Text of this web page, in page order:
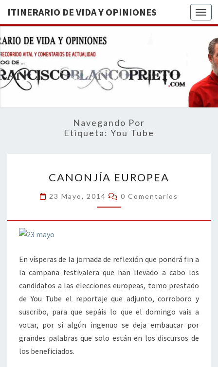
ITINERARIO DE VIDA Y OPINIONES
DE
BREVE
RECORRIDO
VITAL Y
ACTUALIDAD
Navegando Por
Etiqueta: You Tube
EUROPEA
CANONJÍA EUROPEA
23 Mayo, 2014 Comentarios
0 Comentarios
En vísperas de la jornada de reflexión que pondrá fin a
la campaña festivalera que han llevado a cabo los
candidatos a las elecciones europeas, tomo prestado
de You Tube el reportaje que adjunto, corroboro y
suscribo, para que sepáis lo que el domingo vais a
votar, por si algún ingenuo se deja embaucar por
grandes palabras que solo están en los discursos de
los beneficiados.